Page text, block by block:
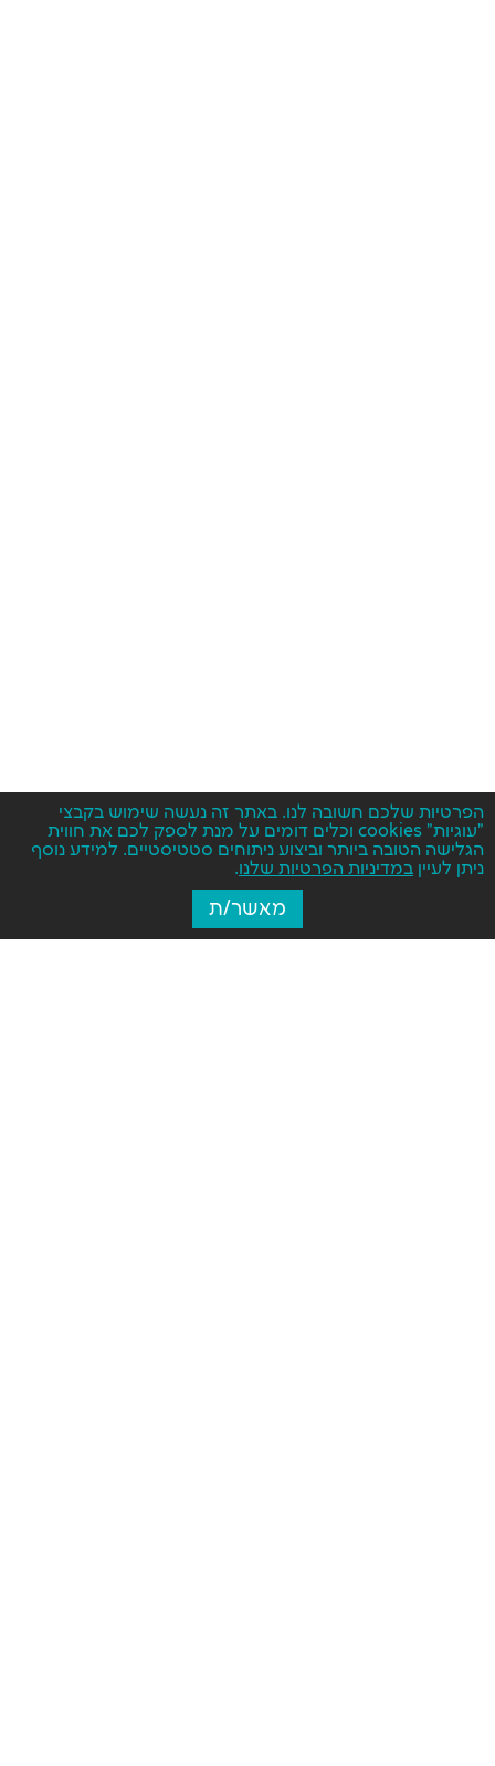
הפרטיות שלכם חשובה לנו. באתר זה נעשה שימוש בקבצי
"עוגיות" cookies וכלים דומים על מנת לספק לכם את חווית
הגלישה הטובה ביותר וביצוע ניתוחים סטטיסטיים. למידע נוסף
ניתן לעיין במדיניות הפרטיות שלנו.
מאשר/ת